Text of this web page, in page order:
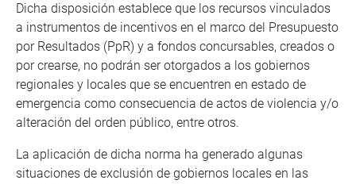
Dicha disposición establece que los recursos vinculados
a instrumentos de incentivos en el marco del Presupuesto
por Resultados (PpR) y a fondos concursables, creados o
por crearse, no podrán ser otorgados a los gobiernos
regionales y locales que se encuentren en estado de
emergencia como consecuencia de actos de violencia y/o
alteración del orden público, entre otros.
La aplicación de dicha norma ha generado algunas
situaciones de exclusión de gobiernos locales en las